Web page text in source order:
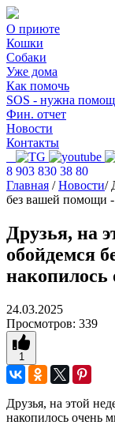
О приюте
Кошки
Собаки
Уже дома
Как помочь
SOS - нужна
Фин. отчет
Новости
Контакты
8 903 830 38 80
Главная / Новости/
без вашей помощи -
Друзья, на
обойдемся
накопилось
24.03.2025
Просмотров: 339
1
Друзья, на этой
накопилось очень